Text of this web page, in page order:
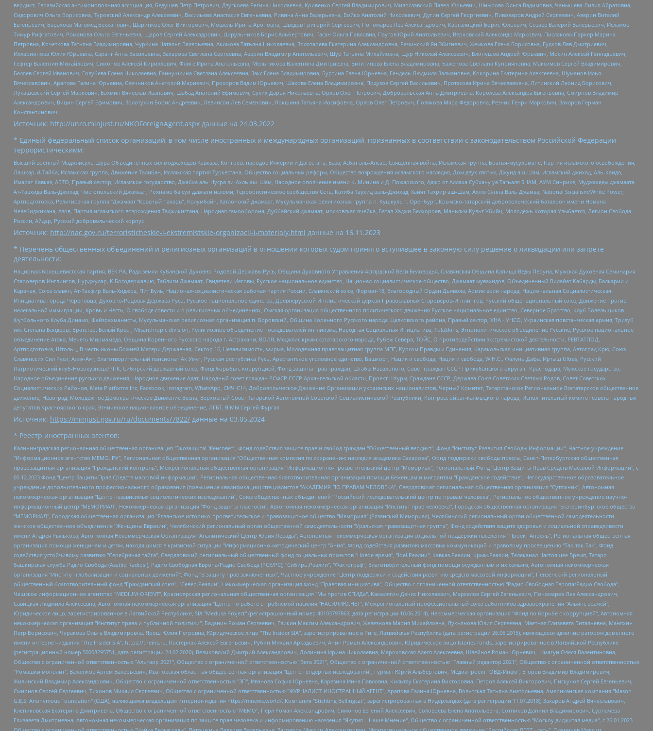
вердикт, Евразийская антимонопольная ассоциация, Бедушев Петр Петрович, Дзугкоева Регина Николаевна, Кривенко Сергей Владимирович, Милославский Павел Юрьевич, Шнырова Ольга Вадимовна, Чанышева Лилия Айратовна,
Сидорович Ольга Борисовна, Туровский Александр Алексеевич, Васильева Анастасия Евгеньевна, Ривина Анна Валерьевна, Бойко Анатолий Николаевич, Дугин Сергей Георгиевич, Пивоваров Андрей Сергеевич, Аверин Виталий
Евгеньевич, Барахоев Магомед Бекханович, Шарипков Олег Викторович, Мошель Ирина Ароновна, Шведов Григорий Сергеевич, Пономарев Лев Александрович, Каргалицкий Борис Юльевич, Созаев Валерий Валерьевич, Исламов
Тимур Рифгатович, Романова Ольга Евгеньевна, Щаров Сергей Алексадрович, Цирульников Борис Альбертович, Гасан Ольга Павловна, Паутов Юрий Анатольевич, Верховский Александр Маркович, Пислакова-Паркер Марина
Петровна, Кочеткова Татьяна Владимировна, Чуркина Наталья Валерьевна, Акимова Татьяна Николаевна, Золотарева Екатерина Александровна, Рачинский Ян Збигневич, Жемкова Елена Борисовна, Гудков Лев Дмитриевич,
Илларионова Юлия Юрьевна, Саранг Анна Васильевна, Захарова Светлана Сергеевна, Аверин Владимир Анатольевич, Щур Татьяна Михайловна, Щур Николай Алексеевич, Блинушов Андрей Юрьевич, Мосин Алексей Геннадьевич,
Гефтер Валентин Михайлович, Симонов Алексей Кириллович, Флиге Ирина Анатольевна, Мельникова Валентина Дмитриевна, Вититинова Елена Владимировна, Баженова Светлана Куприяновна, Максимов Сергей Владимирович,
Беляев Сергей Иванович, Голубева Елена Николаевна, Ганнушкина Светлана Алексеевна, Закс Елена Владимировна, Буртина Елена Юрьевна, Гендель Людмила Залмановна, Кокорина Екатерина Алексеевна, Шуманов Илья
Вячеславович, Арапова Галина Юрьевна, Свечников Анатолий Мариевич, Прохоров Вадим Юрьевич, Шахова Елена Владимировна, Подузов Сергей Васильевич, Протасова Ирина Вячеславовна, Литинский Леонид Борисович,
Лукашевский Сергей Маркович, Бахмин Вячеслав Иванович, Шабад Анатолий Ефимович, Сухих Дарья Николаевна, Орлов Олег Петрович, Добровольская Анна Дмитриевна, Королева Александра Евгеньевна, Смирнов Владимир
Александрович, Вицин Сергей Ефимович, Золотухин Борис Андреевич, Левинсон Лев Семенович, Локшина Татьяна Иосифовна, Орлов Олег Петрович, Полякова Мара Федоровна, Резник Генри Маркович, Захаров Герман
Константинович
Источник: http://unro.minjust.ru/NKOForeignAgent.aspx данные на 24.03.2022
* Единый федеральный список организаций, в том числе иностранных и международных организаций, признанных в соответствии с законодательством Российской Федерации
террористическими:
Высший военный Маджлисуль Шура Объединенных сил моджахедов Кавказа, Конгресс народов Ичкерии и Дагестана, База, Асбат аль-Ансар, Священная война, Исламская группа, Братья-мусульмане, Партия исламского освобождения,
Лашкар-И-Тайба, Исламская группа, Движение Талибан, Исламская партия Туркестана, Общество социальных реформ, Общество возрождения исламского наследия, Дом двух святых, Джунд аш-Шам, Исламский джихад, Аль-Каида,
Имарат Кавказ, АБТО, Правый сектор, Исламское государство, Джабха аль-Нусра ли-Ахль аш-Шам, Народное ополчение имени К. Минина и Д. Пожарского, Аджр от Аллаха Субхану уа Тагьаля SHAM, АУМ Синрике, Муджахеды джамаата
Ат-Тавхида Валь-Джихад, Чистопольский Джамаат, Рохнамо ба суи давлати исломи, Террористическое сообщество Сеть, Катиба Таухид валь-Джихад, Хайят Тахрир аш-Шам, Ахлю Сунна Валь Джамаа, National Socialism/White Power,
Артподготовка, Религиозная группа “Джамаат “Красный пахарь”, Колумбайн, Хатлонский джамаат, Мусульманская религиозная группа п. Кушкуль г. Оренбург, Крымско-татарский добровольческий батальон имени Номана
Челебиджихана, Азов, Партия исламского возрождения Таджикистана, Народная самооборона, Дуббайский джамаат, московская ячейка, Батал-Хаджи Белхороев, Маньяки Культ Убийц, Молодёжь Которая Улыбается, Легион Свобода
России, Айдар, Русский добровольческий корпус
Источник: http://nac.gov.ru/terroristicheskie-i-ekstremistskie-organizacii-i-materialy.html данные на 16.11.2023
* Перечень общественных объединений и религиозных организаций в отношении которых судом принято вступившее в законную силу решение о ликвидации или запрете
деятельности:
Национал-большевистская партия, ВЕК РА, Рада земли Кубанской Духовно Родовой Державы Русь, Община Духовного Управления Асгардской Веси Беловодья, Славянская Община Капища Веды Перуна, Мужская Духовная Семинария
Староверов-Инглингов, Нурджулар, К Богодержавию, Таблиги Джамаат, Свидетели Иеговы, Русское национальное единство, Национал-социалистическое общество, Джамаат мувахидов, Объединенный Вилайат Кабарды, Балкарии и
Карачая, Союз славян, Ат-Такфир Валь-Хиджра, Пит Буль, Национал-социалистическая рабочая партия России, Славянский союз, Формат-18, Благородный Орден Дьявола, Армия воли народа, Национальная Социалистическая
Инициатива города Череповца, Духовно-Родовая Держава Русь, Русское национальное единство, Древнерусской Инглистической церкви Православных Староверов-Инглингов, Русский общенациональный союз, Движение против
нелегальной иммиграции, Кровь и Честь, О свободе совести и о религиозных объединениях, Омская организация общественного политического движения Русское национальное единство, Северное Братство, Клуб Болельщиков
Футбольного Клуба Динамо, Файзрахманисты, Мусульманская религиозная организация п. Боровский, Община Коренного Русского народа Щелковского района, Правый сектор, УНА - УНСО, Украинская повстанческая армия, Тризуб
им. Степана Бандеры, Братство, Белый Крест, Misanthropic division, Религиозное объединение последователей инглиизма, Народная Социальная Инициатива, TulaSkins, Этнополитическое объединение Русские, Русское национальное
объединение Атака, Мечеть Мирмамеда, Община Коренного Русского народа г. Астрахани, ВОЛЯ, Меджлис крымскотатарского народа, Рубеж Севера, ТОЙС, О противодействии экстремистской деятельности, РЕВТАТПОД,
Артподготовка, Штольц, В честь иконы Божией Матери Державная, Сектор 16, Независимость, Фирма, Молодежная правозащитная группа МПГ, Курсом Правды и Единения, Каракольская инициативная группа, Автоград Крю, Союз
Славянских Сил Руси, Алля-Аят, Благотворительный пансионат Ак Умут, Русская республика Русь, Арестантское уголовное единство, Башкорт, Нация и свобода, Нация и свобода, W.H.С., Фалунь Дафа, Иртыш Ultras, Русский
Патриотический клуб-Новокузнецк/РПК, Сибирский державный союз, Фонд борьбы с коррупцией, Фонд защиты прав граждан, Штабы Навального, Совет граждан СССР Прикубанского округа г. Краснодара, Мужское государство,
Народное объединение русского движения, Народное движение Адат, Народный совет граждан РСФСР СССР Архангельской области, Проект Штурм, Граждане СССР, Держава Союз Советских Светлых Родов, Совет Советских
Социалистических Районов, Meta Platforms Inc, Facebook, Instagram, WhatsApp, СИЧ-С14, Добровольческое Движение Организации украинских националистов, Черный Комитет, Татарстанское Региональное Всетатарское общественное
движение, Невоград, Молодежное Демократическое Движение Весна, Верховный Совет Татарской Автономной Советской Социалистической Республики, Конгресс ойрат-калмыцкого народа, Исполнительный комитет совета народных
депутатов Красноярского края, Этническое национальное объединение, ЛГБТ, Я.МЫ Сергей Фургал
Источник: https://minjust.gov.ru/ru/documents/7822/ данные на 03.05.2024
* Реестр иностранных агентов:
Калининградская региональная общественная организация "Экозащита!-Женсовет", Фонд содействия защите прав и свобод граждан "Общественный вердикт", Фонд "Институт Развития Свободы Информации", Частное учреждение "Информационное агентство МЕМО. РУ", Региональная общественная организация "Общественная комиссия по сохранению наследия академика Сахарова", Фонд поддержки свободы прессы, Санкт-Петербургская общественная правозащитная организация "Гражданский контроль", Межрегиональная общественная организация "Информационно-просветительский центр "Мемориал", Региональный Фонд "Центр Защиты Прав Средств Массовой Информации", с 05.12.2023 Фонд "Центр Защиты Прав Средств массовой информации", Региональная общественная благотворительная организация помощи беженцам и мигрантам "Гражданское содействие", Негосударственное образовательное учреждение дополнительного профессионального образования (повышение квалификации) специалистов "АКАДЕМИЯ ПО ПРАВАМ ЧЕЛОВЕКА", Свердловская региональная общественная организация "Сутяжник", Автономная некоммерческая организация "Центр независимых социологических исследований", Союз общественных объединений "Российский исследовательский центр по правам человека", Региональное общественное учреждение научно-информационный центр "МЕМОРИАЛ", Некоммерческая организация "Фонд защиты гласности", Автономная некоммерческая организация "Институт прав человека", Городская общественная организация "Екатеринбургское общество "МЕМОРИАЛ", Городская общественная организация "Рязанское историко-просветительское и правозащитное общество "Мемориал" (Рязанский Мемориал), Челябинский региональный орган общественной самодеятельности – женское общественное объединение "Женщины Евразии", Челябинский региональный орган общественной самодеятельности "Уральская правозащитная группа", Фонд содействия защите здоровья и социальной справедливости имени Андрея Рылькова, Автономная Некоммерческая Организация "Аналитический Центр Юрия Левады", Автономная некоммерческая организация социальной поддержки населения "Проект Апрель", Региональная общественная организация помощи женщинам и детям, находящимся в кризисной ситуации "Информационно-методический центр "Анна", Фонд содействия развитию массовых коммуникаций и правовому просвещению "Так-так-Так", Фонд содействия устойчивому развитию "Серебряная тайга", Свердловский региональный общественный фонд социальных проектов "Новое время", "Idel.Реалии", Кавказ.Реалии, Крым.Реалии, Телеканал Настоящее Время, Татаро-башкирская служба Радио Свобода (Azatliq Radiosi), Радио Свободная Европа/Радио Свобода (PCE/PC), "Сибирь.Реалии", "Фактограф", Благотворительный фонд помощи осужденным и их семьям, Автономная некоммерческая организация "Институт глобализации и социальных движений", Фонд "В защиту прав заключенных", Частное учреждение "Центр поддержки и содействия развитию средств массовой информации", Пензенский региональный общественный благотворительный фонд "Гражданский союз", "Север.Реалии", Некоммерческая организация Фонд "Правовая инициатива", Общество с ограниченной ответственностью "Радио Свободная Европа/Радио Свобода", Чешское информационное агентство "MEDIUM-ORIENT", Красноярская региональная общественная организация "Мы против СПИДа", Камалягин Денис Николаевич, Маркелов Сергей Евгеньевич, Пономарев Лев Александрович, Савицкая Людмила Алексеевна, Автономная некоммерческая организация "Центр по работе с проблемой насилия "НАСИЛИЮ.НЕТ", Межрегиональный профессиональный союз работников здравоохранения "Альянс врачей", Юридическое лицо, зарегистрированное в Латвийской Республике, SIA "Medusa Project" (регистрационный номер 40103797863, дата регистрации 10.06.2014), Некоммерческая организация "Фонд по борьбе с коррупцией", Автономная некоммерческая организация "Институт права и публичной политики", Баданин Роман Сергеевич, Гликин Максим Александрович, Железнова Мария Михайловна, Лукьянова Юлия Сергеевна, Маетная Елизавета Витальевна, Маняхин Петр Борисович, Чуракова Ольга Владимировна, Ярош Юлия Петровна, Юридическое лицо "The Insider SIA", зарегистрированное в Риге, Латвийская Республика (дата регистрации 26.06.2015), являющееся администратором доменного имени интернет-издания "The Insider SIA", https://theins.ru, Постернак Алексей Евгеньевич, Рубин Михаил Аркадьевич, Анин Роман Александрович, Юридическое лицо Istories fonds, зарегистрированное в Латвийской Республике (регистрационный номер 50008295751, дата регистрации 24.02.2020), Великовский Дмитрий Александрович, Долинина Ирина Николаевна, Мароховская Алеся Алексеевна, Шлейнов Роман Юрьевич, Шмагун Олеся Валентиновна, Общество с ограниченной ответственностью "Альтаир 2021", Общество с ограниченной ответственностью "Вега 2021", Общество с ограниченной ответственностью "Главный редактор 2021", Общество с ограниченной ответственностью "Ромашки монолит", Важенков Артем Валерьевич, Ивановская областная общественная организация "Центр гендерных исследований", Гурман Юрий Альбертович, Медиапроект "ОВД-Инфо", Егоров Владимир Владимирович, Жилинский Владимир Александрович, Общество с ограниченной ответственностью "ЗП", Иванова София Юрьевна, Карезина Инна Павловна, Кильтау Екатерина Викторовна, Петров Алексей Викторович, Пискунов Сергей Евгеньевич, Смирнов Сергей Сергеевич, Тихонов Михаил Сергеевич, Общество с ограниченной ответственностью "ЖУРНАЛИСТ-ИНОСТРАННЫЙ АГЕНТ", Арапова Галина Юрьевна, Вольтская Татьяна Анатольевна, Американская компания "Mason G.E.S. Anonymous Foundation" (США), являющаяся владельцем интернет-издания https://mnews.world/, Компания "Stichting Bellingcat", зарегистрированная в Нидерландах (дата регистрации 11.07.2018), Захаров Андрей Вячеславович, Клепиковская Екатерина Дмитриевна, Общество с ограниченной ответственностью "МЕМО", Перл Роман Александрович, Симонов Евгений Алексеевич, Соловьева Елена Анатольевна, Сотников Даниил Владимирович, Сурначева Елизавета Дмитриевна, Автономная некоммерческая организация по защите прав человека и информированию населения "Якутия – Наше Мнение", Общество с ограниченной ответственностью "Москоу диджитал медиа", с 26.01.2023 Общество с ограниченной ответственностью "Чайка Белые сады", Ветошкина Валерия Валерьевна, Заговора Максим Александрович, Межрегиональное общественное движение "Российская ЛГБТ - сеть", Оленичев Максим Владимирович, Павлов Иван Юрьевич, Скворцова Елена Сергеевна, Общество с ограниченной ответственностью "Как бы инагент", Кочетков Игорь Викторович, Общество с ограниченной ответственностью "Честные выборы", Еланчик Олег Александрович, Общество с ограниченной ответственностью "Нобелевский призыв", Гималова Регина Эмилевна, Григорьев Андрей Валерьевич, Григорьева Алина Александровна, Ассоциация по содействию защите прав призывников, альтернативнослужащих и военнослужащих "Правозащитная группа "Гражданин.Армия.Право", Хисамова Регина Фаритовна, Автономная некоммерческая организация по реализации социально-правовых программ "Лилит", Дальневосточное общественное движение "Маяк", Санкт-Петербургская ЛГБТ-инициативная группа "Выход", Инициативная группа ЛГБТ+ "Реверс", Алексеев Андрей Викторович, Бекбулатова Таисия Львовна, Беляев Иван Михайлович, Владыкина Елена Сергеевна, Гельман Марат Александрович, Никульшина Вероника Юрьевна, Толоконникова Надежда Андреевна, Шендерович Виктор Анатольевич, Общество с ограниченной ответственностью "Данное сообщение", Общество с ограниченной ответственностью Издательский дом "Новая глава", Айнбиндер Александра Александровна, Московский комьюнити-центр для ЛГБТ+инициатив, Благотворительный фонд развития филантропии, Deutsche Welle (Германия, Kurt-Schumacher-Strasse 3, 53113 Bonn), Борзунова Мария Михайловна, Воробьев Виктор Викторович, Голубева Анна Львовна, Константинова Алла Михайловна, Малкова Ирина Владимировна, Мурадов Мурад Абдулгалимович, Осетинская Елизавета Николаевна, Понасенков Евгений Николаевич, Ганапольский Матвей Юрьевич, Киселев Евгений Алексеевич, Борухович Ирина Григорьевна, Дремин Иван Тимофеевич, Дубровский Дмитрий Викторович, Красноярская региональная общественная организация поддержки и развития альтернативных образовательных технологий и межкультурных коммуникаций "ИНТЕРРА", Маяковская Екатерина Алексеевна, Фейгин Марк Захарович, Филимонов Андрей Викторович, Дзугкоева Регина Николаевна, Доброхотов Роман Александрович, Дудь Юрий Александрович, Елкин Сергей Владимирович, Кругликов Кирилл Игоревич, Сабунаева Мария Леонидовна, Семенов Алексей Владимирович, Шаинян Карен Багратович, Шульман Екатерина Михайловна, Асафьев Артур Валерьевич, Вахштайн Виктор Семенович, Венедиктов Алексей Алексеевич, Лушникова Екатерина Евгеньевна, Волков Леонид Михайлович, Невзоров Александр Глебович, Пархоменко Сергей Борисович, Сироткин Ярослав Николаевич, Кара-Мурза Владимир Владимирович, Баранова Наталья Владимировна, Гозман Леонид Яковлевич, Кагарлицкий Борис Юльевич, Климарев Михаил Валерьевич, Милов Владимир Станиславович, Автономная некоммерческая организация Краснодарский центр современного искусства "Типография", Моргенштерн Алишер Тагирович, Соболь Любовь Эдуардовна, Общество с ограниченной ответственностью "ЛИЗА НОРМ", Каспаров Гарри Кимович, Ходорковский Михаил Борисович, Общество с ограниченной ответственностью "Апрельские тезисы", Данилович Ирина Брониславовна, Кашин Олег Владимирович, Петров Николай Владимирович, Пивоваров Алексей Владимирович, Соколов Михаил Владимирович, Цветкова Юлия Владимировна, Чичваркин Евгений Александрович, Комитет против пыток/Команда против пыток, Общество с ограниченной ответственностью "Первый научный", Общество с ограниченной ответственностью "Вертолет и ко", Белоцерковская Вероника Борисовна, Кац Максим Евгеньевич, Лазарева Татьяна Юрьевна, Шаведдинов Руслан Табризович, Яшин Илья Валерьевич, Общество с ограниченной ответственностью "Иноагент ААВ", Алешковский Дмитрий Петрович, Альбац Евгения Марковна, Быков Дмитрий Львович, Галямина Юлия Евгеньевна, Лойко Сергей Леонидович, Мартынов Кирилл Константинович, Медведев Сергей Александрович, Крашенинников Федор Геннадиевич, Гордеева Катерина Вл